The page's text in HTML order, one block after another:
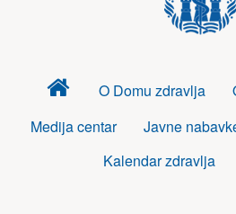
Dom
zdravlja
O Domu zdravlja
Medija centar
Javne
Kalendar zdravlja